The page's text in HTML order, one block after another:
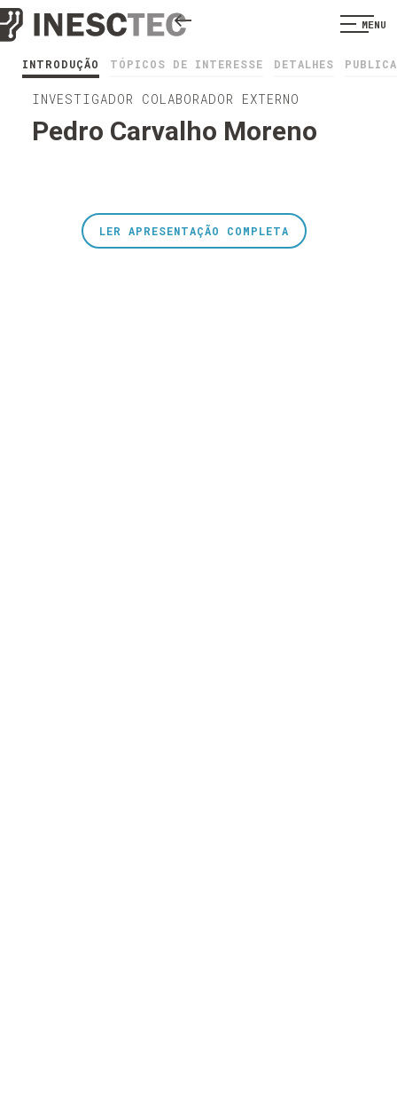
MENU
INTRODUÇÃO TÓPICOS DE INTERESSE DETALHES
INVESTIGADOR COLABORADOR EXTERNO
Pedro Carvalho Moreno
LER APRESENTAÇÃO COMPLETA